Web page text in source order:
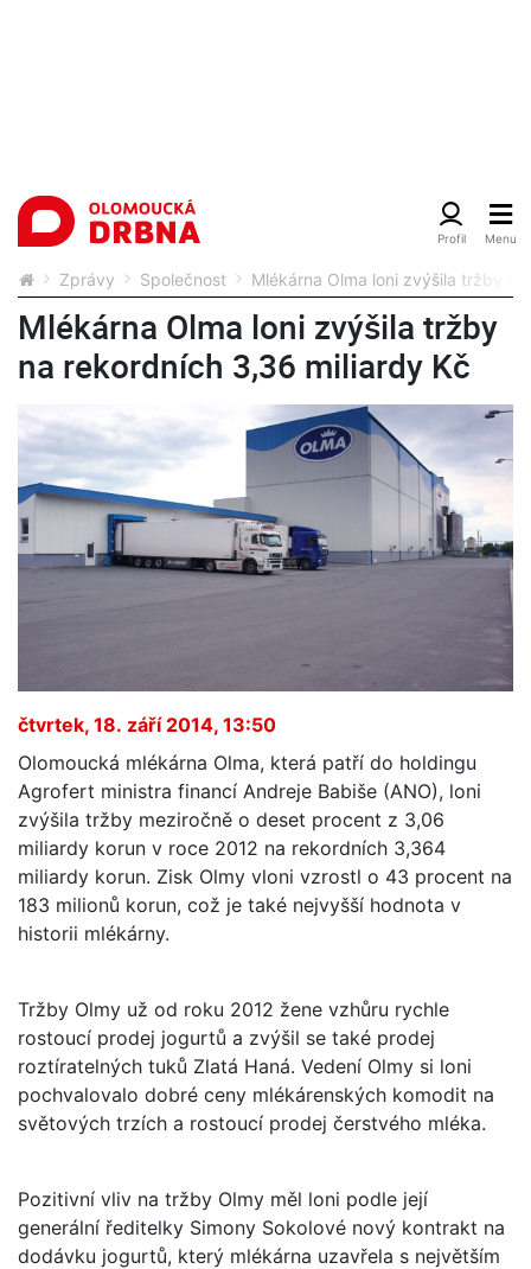
Zprávy Společnost Mlékárna Olma loni zvýšila tržby
Mlékárna Olma loni zvýšila tržby
na rekordních 3,36 miliardy Kč
čtvrtek, 18. září 2014, 13:50
Olomoucká mlékárna Olma, která patří do holdingu
Agrofert ministra financí Andreje Babiše (ANO), loni
zvýšila tržby meziročně o deset procent z 3,06
miliardy korun v roce 2012 na rekordních 3,364
miliardy korun. Zisk Olmy vloni vzrostl o 43 procent na
183 milionů korun, což je také nejvyšší hodnota v
historii mlékárny.
Tržby Olmy už od roku 2012 žene vzhůru rychle
rostoucí prodej jogurtů a zvýšil se také prodej
roztíratelných tuků Zlatá Haná. Vedení Olmy si loni
pochvalovalo dobré ceny mlékárenských komodit na
světových trzích a rostoucí prodej čerstvého mléka.
Pozitivní vliv na tržby Olmy měl loni podle její
generální ředitelky Simony Sokolové nový kontrakt na
dodávku jogurtů, který mlékárna uzavřela s největším